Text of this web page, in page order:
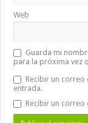
Web
Guarda mi
para la próxima vez
Recibir un correo
entrada.
Recibir un correo